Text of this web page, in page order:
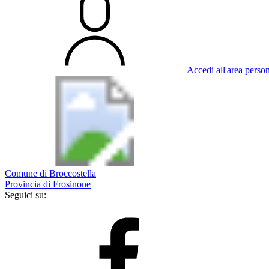
Accedi all'area
Comune di Broccostella
Provincia di Frosinone
Seguici su: